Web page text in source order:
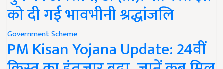
को दी गई भावभीनी श्रद्धांजलि
Government Scheme
PM Kisan Yojana Update: 24वीं